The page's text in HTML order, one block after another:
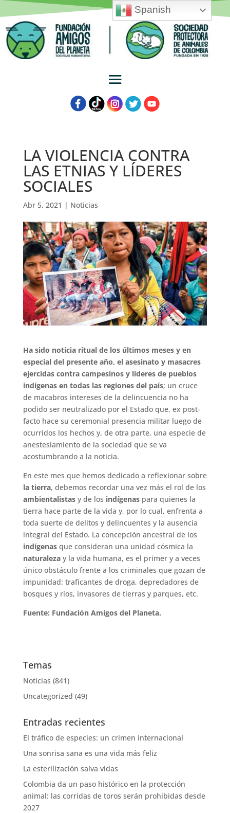
LA VIOLENCIA CONTRA
LAS ETNIAS Y LÍDERES
SOCIALES
Abr 5, 2021 | Noticias
Ha sido noticia ritual de los últimos meses y en
especial del presente año, el asesinato y masacres
ejercidas contra campesinos y líderes de pueblos
indígenas en todas las regiones del país; un cruce
de macabros intereses de la delincuencia no ha
podido ser neutralizado por el Estado que, ex post-
facto hace su ceremonial presencia militar luego de
ocurridos los hechos y, de otra parte, una especie de
anestesiamiento de la sociedad que se va
acostumbrando a la noticia.
En este mes que hemos dedicado a reflexionar sobre
la tierra, debemos recordar una vez más el rol de los
ambientalistasy de los indígenaspara quienes la
tierra hace parte de la vida y, por lo cual, enfrenta a
toda suerte de delitos y delincuentes y la ausencia
integral del Estado. La concepción ancestral de los
indígenasque consideran una unidad cósmica la
naturalezay la vida humana, es el primer y a veces
único obstáculo frente a los criminales que gozan de
impunidad: traficantes de droga, depredadores de
bosques y ríos, invasores de tierras y parques, etc.
Fuente: Fundación Amigos del Planeta.
Temas
Noticias (841)
Uncategorized (49)
Entradas recientes
El tráfico de especies: un crimen internacional
Una sonrisa sana es una vida más feliz
La esterilización salva vidas
Colombia da un paso histórico en la protección
animal: las corridas de toros serán prohibidas desde
2027
Spanish